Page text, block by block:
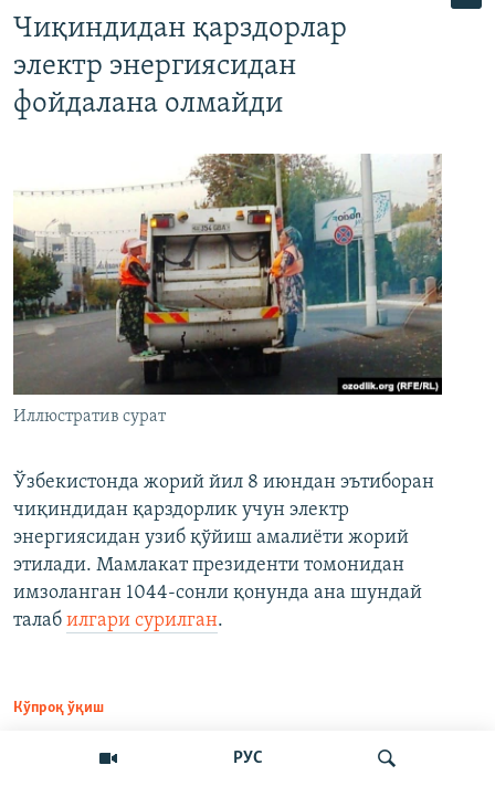
РУС
Чиқиндидан қарздорлар
электр энергиясидан
фойдалана олмайди
Иллюстратив сурат
Ўзбекистонда жорий йил 8 июндан эътиборан
чиқиндидан қарздорлик учун электр
энергиясидан узиб қўйиш амалиёти жорий
этилади. Мамлакат президенти томонидан
имзоланган 1044-сонли қонунда ана шундай
талаб илгари сурилган.
Кўпроқ ўқиш